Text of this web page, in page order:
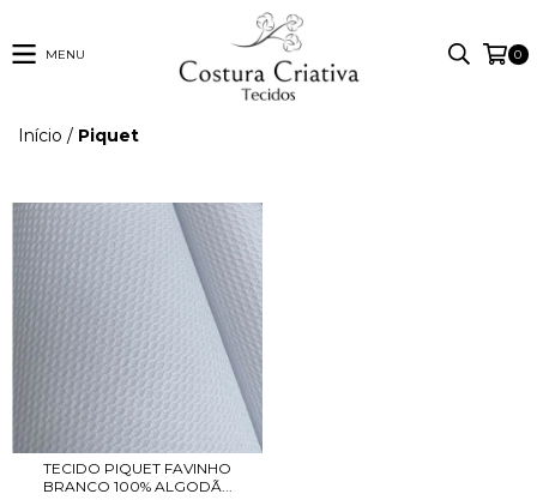
MENU 0
Início / Piquet
TECIDO PIQUET FAVINHO
BRANCO 100% ALGODÃ...